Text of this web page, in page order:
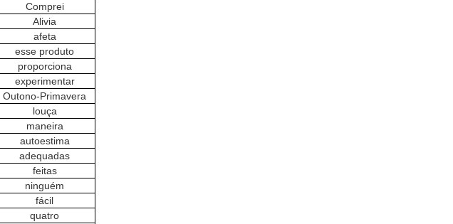
Comprei
Alivia
afeta
esse produto
proporciona
experimentar
Outono-Primavera
louça
maneira
autoestima
adequadas
feitas
ninguém
fácil
quatro